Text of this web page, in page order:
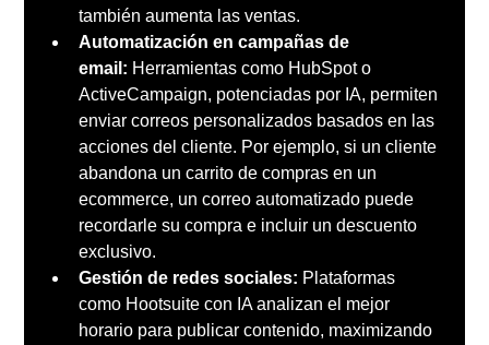
también aumenta las ventas.
Automatización en campañas de
email: Herramientas como HubSpot o
ActiveCampaign, potenciadas por IA, permiten
enviar correos personalizados basados en las
acciones del cliente. Por ejemplo, si un cliente
abandona un carrito de compras en un
ecommerce, un correo automatizado puede
recordarle su compra e incluir un descuento
exclusivo.
Gestión de redes sociales: Plataformas
como Hootsuite con IA analizan el mejor
horario para publicar contenido, maximizando